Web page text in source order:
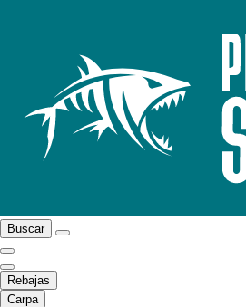
Buscar
Rebajas
Carpa